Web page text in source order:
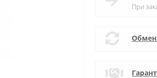
При
Обмен